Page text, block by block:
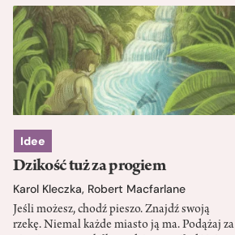
Idee
Dzikość tuż za progiem
Karol Kleczka, Robert Macfarlane
Jeśli możesz, chodź pieszo. Znajdź swoją
rzekę. Niemal każde miasto ją ma. Podążaj za